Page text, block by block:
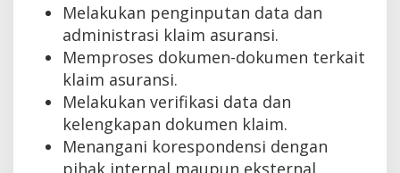
Melakukan penginputan data dan
administrasi klaim asuransi.
Memproses dokumen-dokumen terkait
klaim asuransi.
Melakukan verifikasi data dan
kelengkapan dokumen klaim.
Menangani korespondensi dengan
pihak internal maupun eksternal.